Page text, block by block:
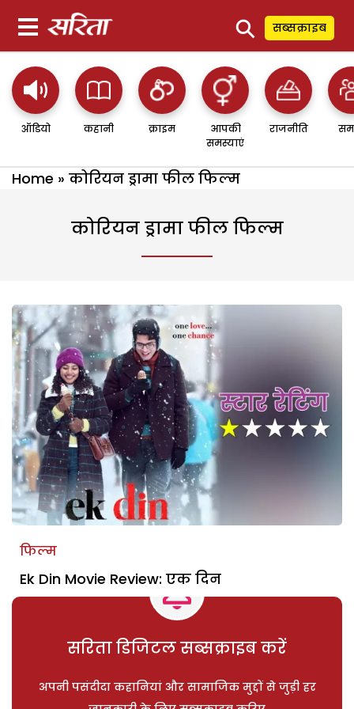
⚲ सब्सक्राइब
ऑडियो कहानी क्राइम
आपकी
समस्याएं
राजनीति
Home » कोरियन ड्रामा फील फिल्म
कोरियन ड्रामा फील फिल्म
फिल्म
Ek Din Movie Review: एक दिन
सरिता डिजिटल सब्सक्राइब करें
अपनी पसंदीदा कहानियां और सामाजिक मुद्दों से जुड़ी हर